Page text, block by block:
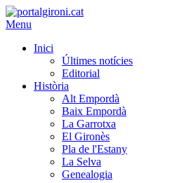
Menu
Inici
Últimes notícies
Editorial
Història
Alt Empordà
Baix Empordà
La Garrotxa
El Gironès
Pla de l'Estany
La Selva
Genealogia